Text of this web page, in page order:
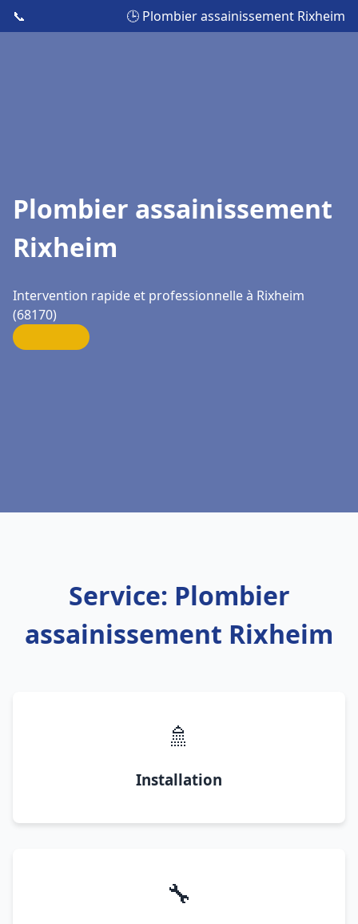
📞 🕒 Plombier assainissement Rixheim
Plombier assainissement
Rixheim
Intervention rapide et professionnelle à Rixheim
(68170)
Service: Plombier
assainissement Rixheim
🚿
Installation
🔧